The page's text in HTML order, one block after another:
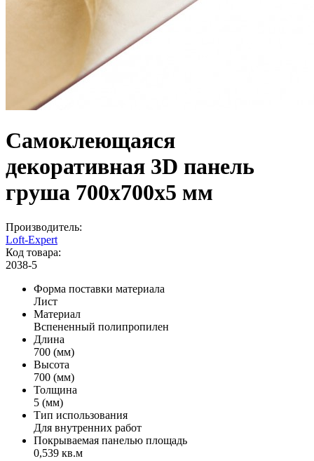
Самоклеющаяся
декоративная 3D панель
груша 700x700x5 мм
Производитель:
Loft-Expert
Код товара:
2038-5
Форма поставки материала
Лист
Материал
Вспененный полипропилен
Длина
700 (мм)
Высота
700 (мм)
Толщина
5 (мм)
Тип использования
Для внутренних работ
Покрываемая панелью площадь
0,539 кв.м